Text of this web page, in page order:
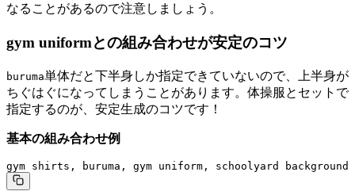
なることがあるので注意しましょう。
gym uniformとの組み合わせが安定のコツ
buruma単体だと下半身しか指定できていないので、上半身が
ちぐはぐになってしまうことがあります。体操服とセットで
指定するのが、安定生成のコツです！
基本の組み合わせ例
gym shirts, buruma, gym uniform, schoolyard background